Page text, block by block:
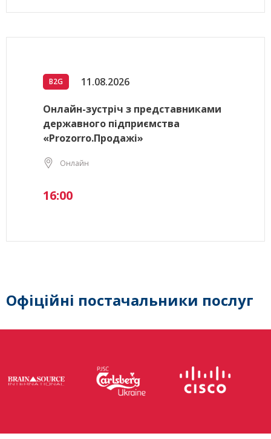
B2G 11.08.2026
Онлайн-зустріч з представниками
державного підприємства
«Prozorro.Продажі»
Онлайн
16:00
Офіційні постачальники послуг